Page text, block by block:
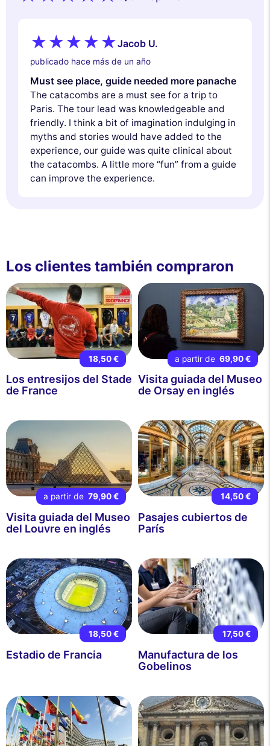
Jacob U.
publicado hace más de un año
Must see place, guide needed more panache
The catacombs are a must see for a trip to
Paris. The tour lead was knowledgeable and
friendly. I think a bit of imagination indulging in
myths and stories would have added to the
experience, our guide was quite clinical about
the catacombs. A little more “fun” from a guide
can improve the experience.
Los clientes también compraron
18,50 €
Los entresijos del Stade
de France
a partir de 69,90 €
Visita guiada del Museo
de Orsay en inglés
a partir de 79,90 €
Visita guiada del Museo
del Louvre en inglés
14,50 €
Pasajes cubiertos de
París
18,50 €
Estadio de Francia
17,50 €
Manufactura de los
Gobelinos